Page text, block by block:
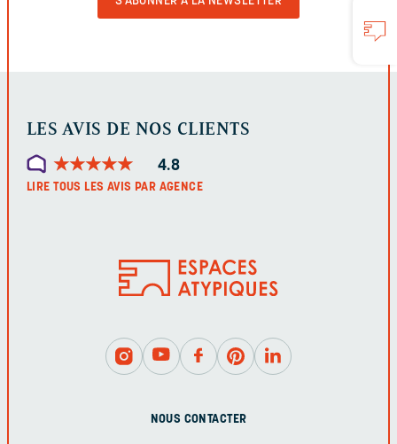
LES AVIS DE NOS CLIENTS
★★★★★
★★★★★ 4.8
LIRE TOUS LES AVIS PAR AGENCE
NOUS CONTACTER